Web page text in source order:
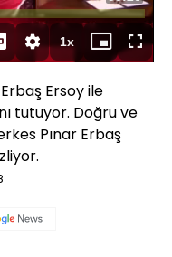
Süre
1xOynatma
Hızı
Mini
oynatıcı
Tam
Ekran
Ersoy ile
tutuyor. Doğru ve
Pınar Erbaş